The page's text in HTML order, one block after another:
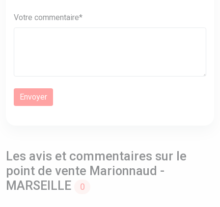
Votre commentaire*
Les avis et commentaires sur le
point de vente Marionnaud -
MARSEILLE
0